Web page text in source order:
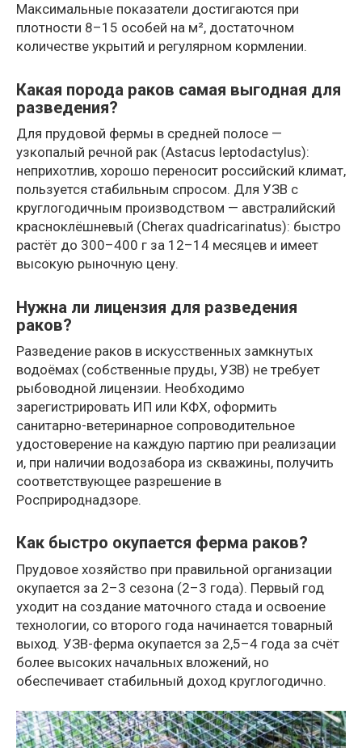
Максимальные показатели достигаются при
плотности 8–15 особей на м², достаточном
количестве укрытий и регулярном кормлении.
Какая порода раков самая выгодная для
разведения?
Для прудовой фермы в средней полосе —
узкопалый речной рак (Astacus leptodactylus):
неприхотлив, хорошо переносит российский климат,
пользуется стабильным спросом. Для УЗВ с
круглогодичным производством — австралийский
красноклёшневый (Cherax quadricarinatus): быстро
растёт до 300–400 г за 12–14 месяцев и имеет
высокую рыночную цену.
Нужна ли лицензия для разведения
раков?
Разведение раков в искусственных замкнутых
водоёмах (собственные пруды, УЗВ) не требует
рыбоводной лицензии. Необходимо
зарегистрировать ИП или КФХ, оформить
санитарно-ветеринарное сопроводительное
удостоверение на каждую партию при реализации
и, при наличии водозабора из скважины, получить
соответствующее разрешение в
Росприроднадзоре.
Как быстро окупается ферма раков?
Прудовое хозяйство при правильной организации
окупается за 2–3 сезона (2–3 года). Первый год
уходит на создание маточного стада и освоение
технологии, со второго года начинается товарный
выход. УЗВ-ферма окупается за 2,5–4 года за счёт
более высоких начальных вложений, но
обеспечивает стабильный доход круглогодично.